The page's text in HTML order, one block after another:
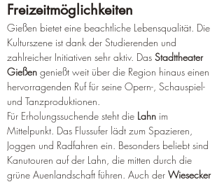
Freizeitmöglichkeiten
Gießen bietet eine beachtliche Lebensqualität. Die
Kulturszene ist dank der Studierenden und
zahlreicher Initiativen sehr aktiv. Das Stadttheater
Gießen genießt weit über die Region hinaus einen
hervorragenden Ruf für seine Opern-, Schauspiel-
und Tanzproduktionen.
Für Erholungssuchende steht die Lahn im
Mittelpunkt. Das Flussufer lädt zum Spazieren,
Joggen und Radfahren ein. Besonders beliebt sind
Kanutouren auf der Lahn, die mitten durch die
grüne Auenlandschaft führen. Auch der Wiesecker